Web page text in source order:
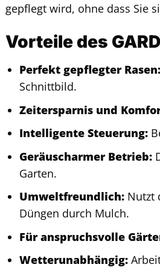
gepflegt wird, ohne dass Sie
Vorteile des
Perfekt gepflegter Rasen:
Schnittbild.
Zeitersparnis und
Intelligente Steuerung:
Geräuscharmer Betrieb:
Garten.
Umweltfreundlich: Nutzt
Düngen durch Mulch.
Für anspruchsvolle
Wetterunabhängig: